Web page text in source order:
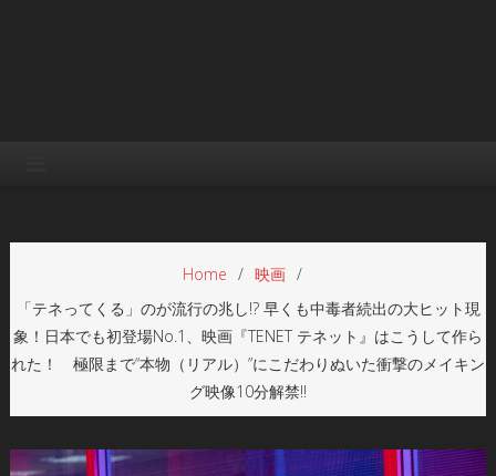
Home
映画
「テネってくる」のが流行の兆し!? 早くも中毒者続出の大ヒット現
象！日本でも初登場No.1、映画『TENET テネット』はこうして作ら
れた！ 極限まで“本物（リアル）”にこだわりぬいた衝撃のメイキン
グ映像10分解禁!!